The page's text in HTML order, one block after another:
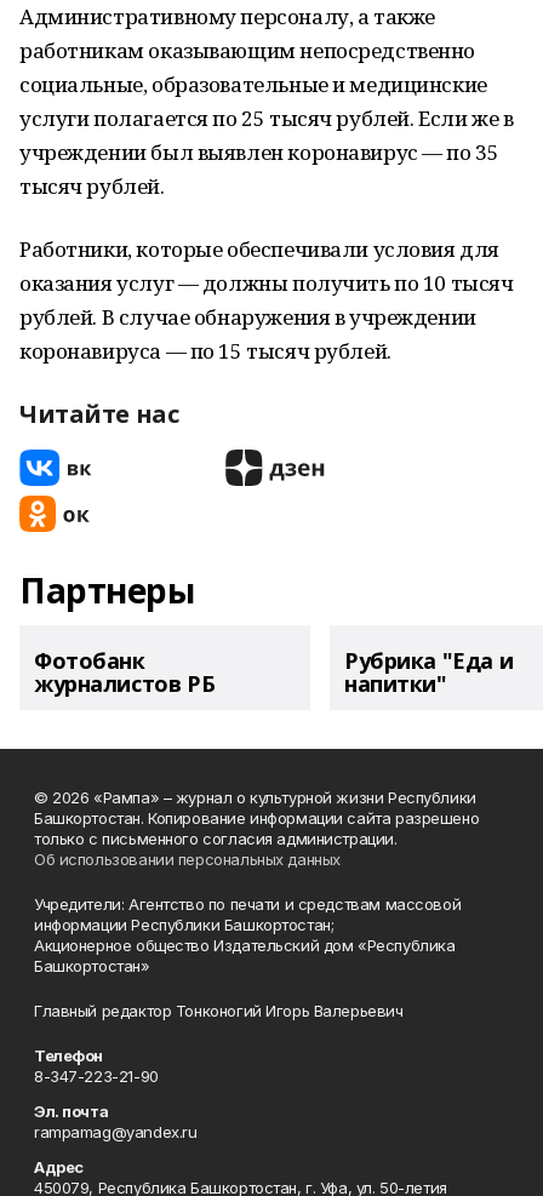
Административному персоналу, а также
работникам оказывающим непосредственно
социальные, образовательные и медицинские
услуги полагается по 25 тысяч рублей. Если же в
учреждении был выявлен коронавирус — по 35
тысяч рублей.
Работники, которые обеспечивали условия для
оказания услуг — должны получить по 10 тысяч
рублей. В случае обнаружения в учреждении
коронавируса — по 15 тысяч рублей.
Читайте нас
Партнеры
Фотобанк
журналистов РБ
Рубрика "Еда и
напитки"
© 2026 «Рампа» – журнал о культурной жизни Республики
Башкортостан. Копирование информации сайта разрешено
только с письменного согласия администрации.
Об использовании персональных данных
Учредители: Агентство по печати и средствам массовой
информации Республики Башкортостан;
Акционерное общество Издательский дом «Республика
Башкортостан»
Главный редактор Тонконогий Игорь Валерьевич
Телефон
8-347-223-21-90
Эл. почта
rampamag@yandex.ru
Адрес
450079, Республика Башкортостан, г. Уфа, ул. 50-летия